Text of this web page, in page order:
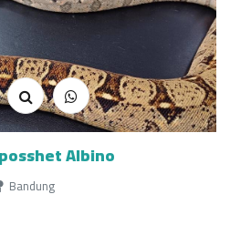
Albino
Bandung